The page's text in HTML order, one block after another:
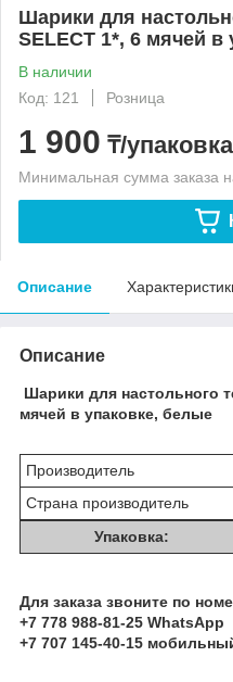
Шарики для
SELECT 1*, 6 мячей в
В наличии
Код: 121
Розница
1 900 ₸/упаковка
Минимальная сумма заказа
Описание
Описание
Шарики для настольного
мячей в упаковке, белые
Производитель
Страна производитель
Упаковка:
Для заказа звоните по
+7 778 988-81-25 WhatsApp
+7 707 145-40-15